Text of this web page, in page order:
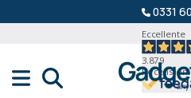
0331
Eccellente
3.879
Recensioni